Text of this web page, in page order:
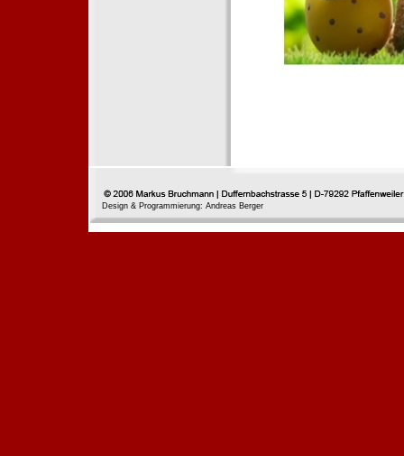
Design & Programmierung: Andreas Berger